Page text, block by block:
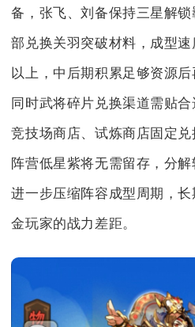
备，张飞、刘备保持三星解
部兑换关羽突破材料，成型
以上，中后期积累足够资源后
同时武将碎片兑换渠道需贴合
竞技场商店、试炼商店固定
阵营低星紫将无需留存，分解
进一步压缩阵容成型周期，
金玩家的战力差距。